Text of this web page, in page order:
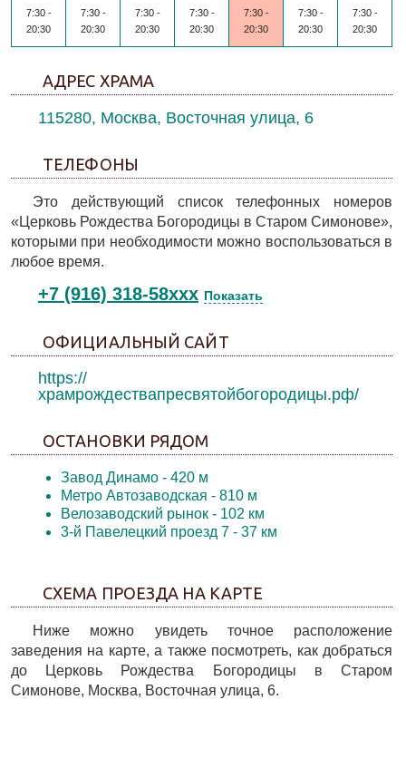
7:30 -
20:30
7:30 -
20:30
7:30 -
20:30
7:30 -
20:30
7:30 -
20:30
7:30 -
20:30
7:30 -
20:30
АДРЕС ХРАМА
115280, Москва, Восточная улица, 6
ТЕЛЕФОНЫ
Это действующий список телефонных номеров
«Церковь Рождества Богородицы в Старом Симонове»,
которыми при необходимости можно воспользоваться в
любое время.
+7 (916) 318-58xxx Показать
ОФИЦИАЛЬНЫЙ САЙТ
https://
храмрождествапресвятойбогородицы.рф/
ОСТАНОВКИ РЯДОМ
Завод Динамо - 420 м
Метро Автозаводская - 810 м
Велозаводский рынок - 102 км
3-й Павелецкий проезд 7 - 37 км
СХЕМА ПРОЕЗДА НА КАРТЕ
Ниже можно увидеть точное расположение
заведения на карте, а также посмотреть, как добраться
до Церковь Рождества Богородицы в Старом
Симонове, Москва, Восточная улица, 6.